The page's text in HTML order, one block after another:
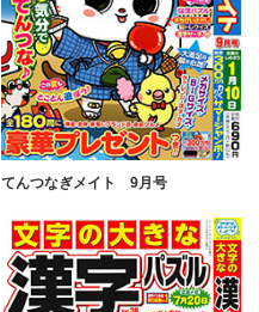
てんつなぎメイト 9月号